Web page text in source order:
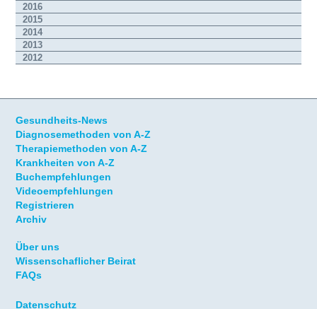
2016
2015
2014
2013
2012
Gesundheits-News
Diagnosemethoden von A-Z
Therapiemethoden von A-Z
Krankheiten von A-Z
Buchempfehlungen
Videoempfehlungen
Registrieren
Archiv
Über uns
Wissenschaflicher Beirat
FAQs
Datenschutz